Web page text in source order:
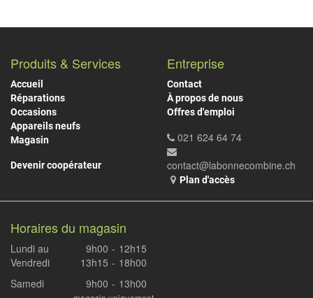
Produits & Services
Accueil
Réparations
Occasions
Appareils neufs
Magasin
Devenir coopérateur
Entreprise
Contact
À propos de nous
Offres d'emploi
021 624 64 74
contact@labonnecombine.ch
Plan d'accès
Horaires du magasin
Lundi au
Vendredi
9h00
13h15
-
-
12h15
18h00
Samedi
9h00 - 13h00